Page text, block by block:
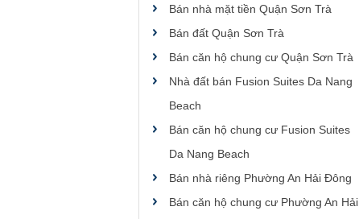
Bán nhà mặt tiền Quận Sơn Trà
Bán đất Quận Sơn Trà
Bán căn hộ chung cư Quận Sơn Trà
Nhà đất bán Fusion Suites Da Nang
Beach
Bán căn hộ chung cư Fusion Suites
Da Nang Beach
Bán nhà riêng Phường An Hải Đông
Bán căn hộ chung cư Phường An Hải